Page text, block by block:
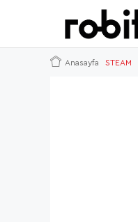
Anasayfa STEAM